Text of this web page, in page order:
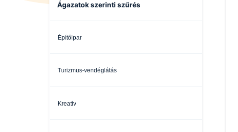
Ágazatok szerinti szűrés
Építőipar
Turizmus-vendéglátás
Kreatív